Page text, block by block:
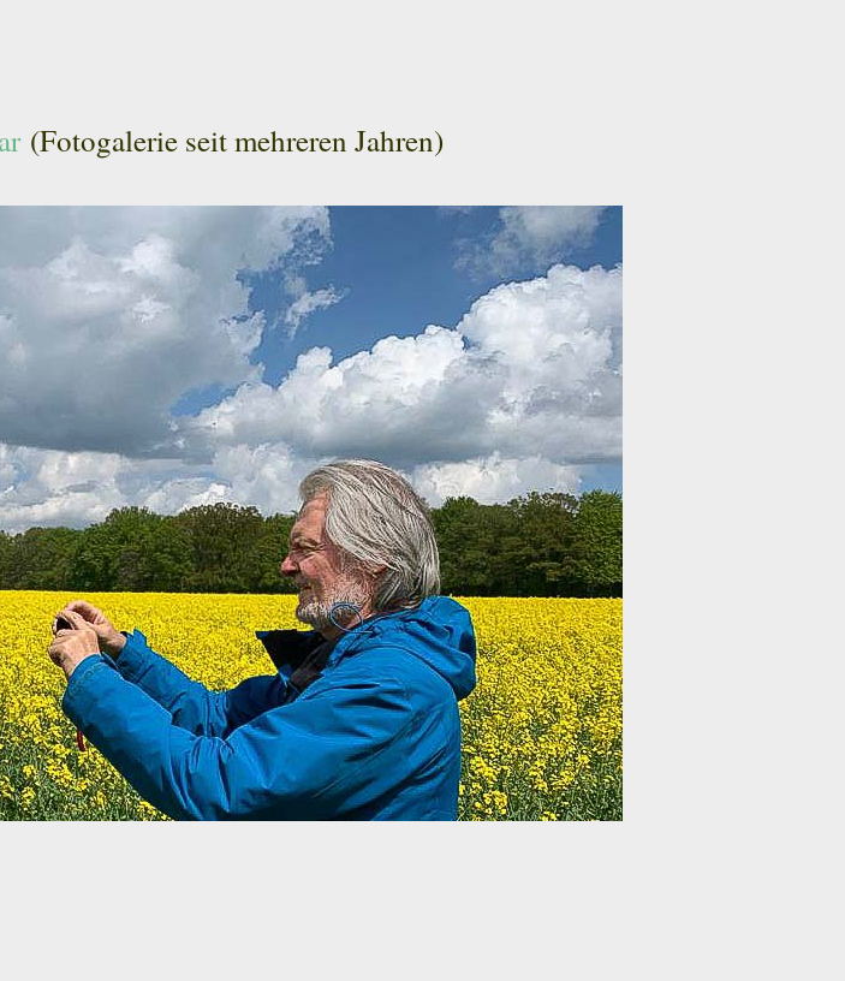
(Fotogalerie seit mehreren Jahren)